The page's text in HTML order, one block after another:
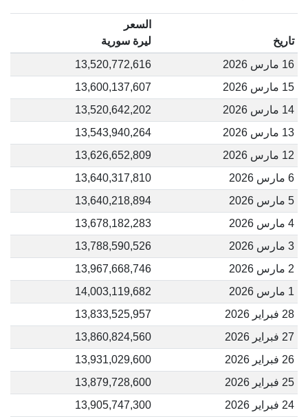
تاريخ
السعر
ليرة سورية
16 مارس 2026
13,520,772,616
15 مارس 2026
13,600,137,607
14 مارس 2026
13,520,642,202
13 مارس 2026
13,543,940,264
12 مارس 2026
13,626,652,809
6 مارس 2026
13,640,317,810
5 مارس 2026
13,640,218,894
4 مارس 2026
13,678,182,283
3 مارس 2026
13,788,590,526
2 مارس 2026
13,967,668,746
1 مارس 2026
14,003,119,682
28 فبراير 2026
13,833,525,957
27 فبراير 2026
13,860,824,560
26 فبراير 2026
13,931,029,600
25 فبراير 2026
13,879,728,600
24 فبراير 2026
13,905,747,300